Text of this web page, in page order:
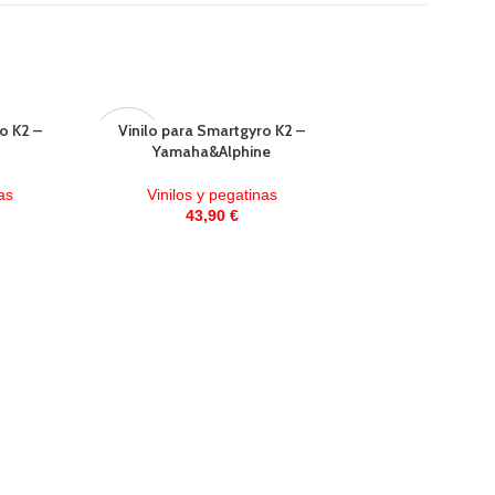
K2 –
AGOTAD
Vinilo para Smartgyro K2 –
Yamaha&Alphine
Vinilos y pegatinas
43,90 €